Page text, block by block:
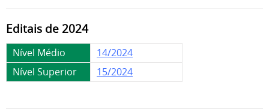
Editais de 2024
Nível Médio
14/2024
Nível Superior
15/2024